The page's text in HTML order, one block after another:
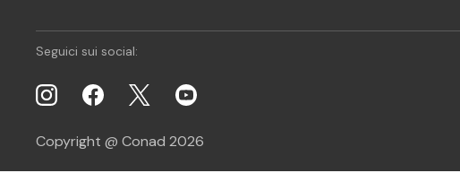
Seguici sui social:
Copyright @ Conad 2026